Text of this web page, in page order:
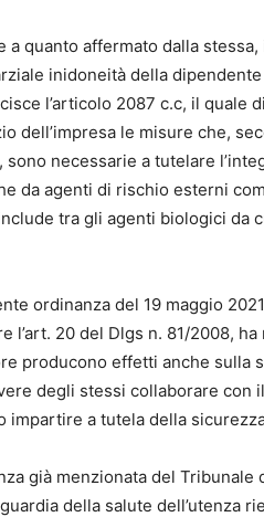
quanto affermato dalla
inidoneità della
l’articolo 2087 c.c, il quale
dell’impresa le misure che,
necessarie a tutelare
da agenti di rischio esterni
tra gli agenti biologici da
ordinanza del 19 maggio
l’art. 20 del Dlgs n. 81/2008, ha
producono effetti anche sulla
degli stessi collaborare con
a tutela della
già menzionata del Tribunale
della salute dell’utenza